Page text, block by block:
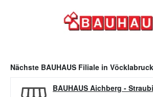
Nächste BAUHAUS Filiale in Vöcklabruck
BAUHAUS Aichberg -